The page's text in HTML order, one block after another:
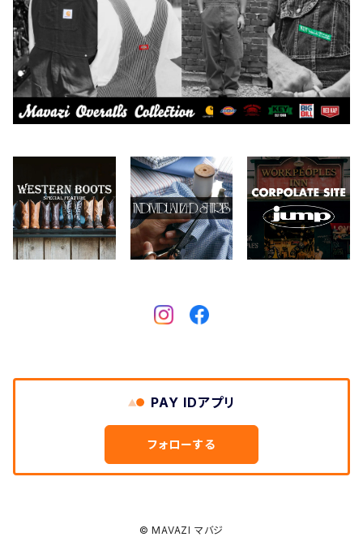
Carhartt
Collonil
CONVERSE
Crescent Down Works
FERNAND LEATHER
バイク用品
ケア用品
本、写真集
2026.6.29
2026.7.23
2026.6.27
PAY IDアプリ
フォローする
© MAVAZI マバジ